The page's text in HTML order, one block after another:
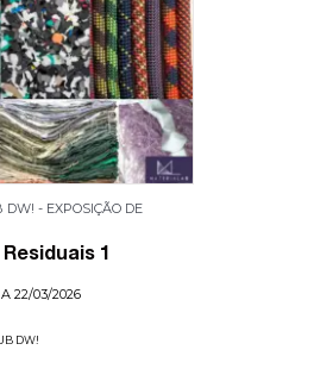
- EXPOSIÇÃO DE
1
22/03/2026
DW!